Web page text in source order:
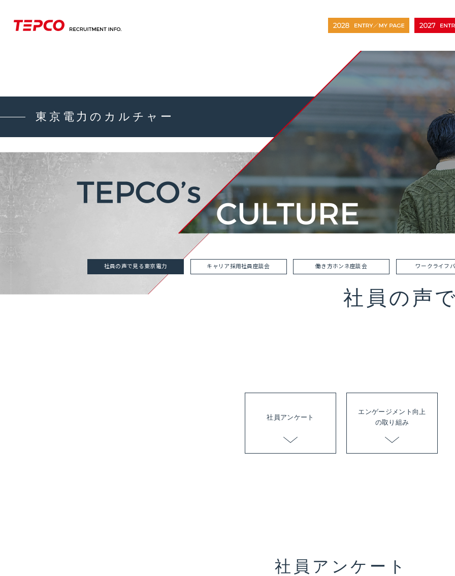
東京電力のカルチャー
社員の声で見る東京電力 キャリア採用社員座談会 働き方ホンネ座談会 ワークライフ
社員の声
社員 アンケート
エンゲージ メント 向上
の取り組み
社員アンケート